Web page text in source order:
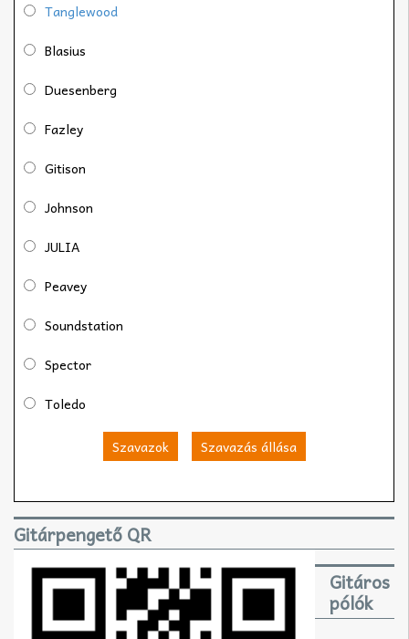
Tanglewood
Blasius
Duesenberg
Fazley
Gitison
Johnson
JULIA
Peavey
Soundstation
Spector
Toledo
Szavazok Szavazás állása
Gitárpengető QR
Gitáros
pólók